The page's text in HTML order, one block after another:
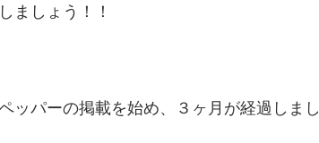
ましょう！！
ッパーの掲載を始め、３ヶ月が経過しまし